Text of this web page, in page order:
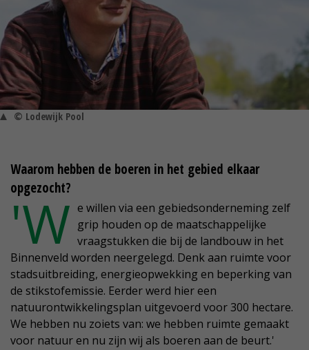
© Lodewijk Pool
Waarom hebben de boeren in het gebied elkaar
opgezocht?
'W e willen via een gebiedsonderneming zelf
grip houden op de maatschappelijke
vraagstukken die bij de landbouw in het
Binnenveld worden neergelegd. Denk aan ruimte voor
stadsuitbreiding, energieopwekking en beperking van
de stikstofemissie. Eerder werd hier een
natuurontwikkelingsplan uitgevoerd voor 300 hectare.
We hebben nu zoiets van: we hebben ruimte gemaakt
voor natuur en nu zijn wij als boeren aan de beurt.'